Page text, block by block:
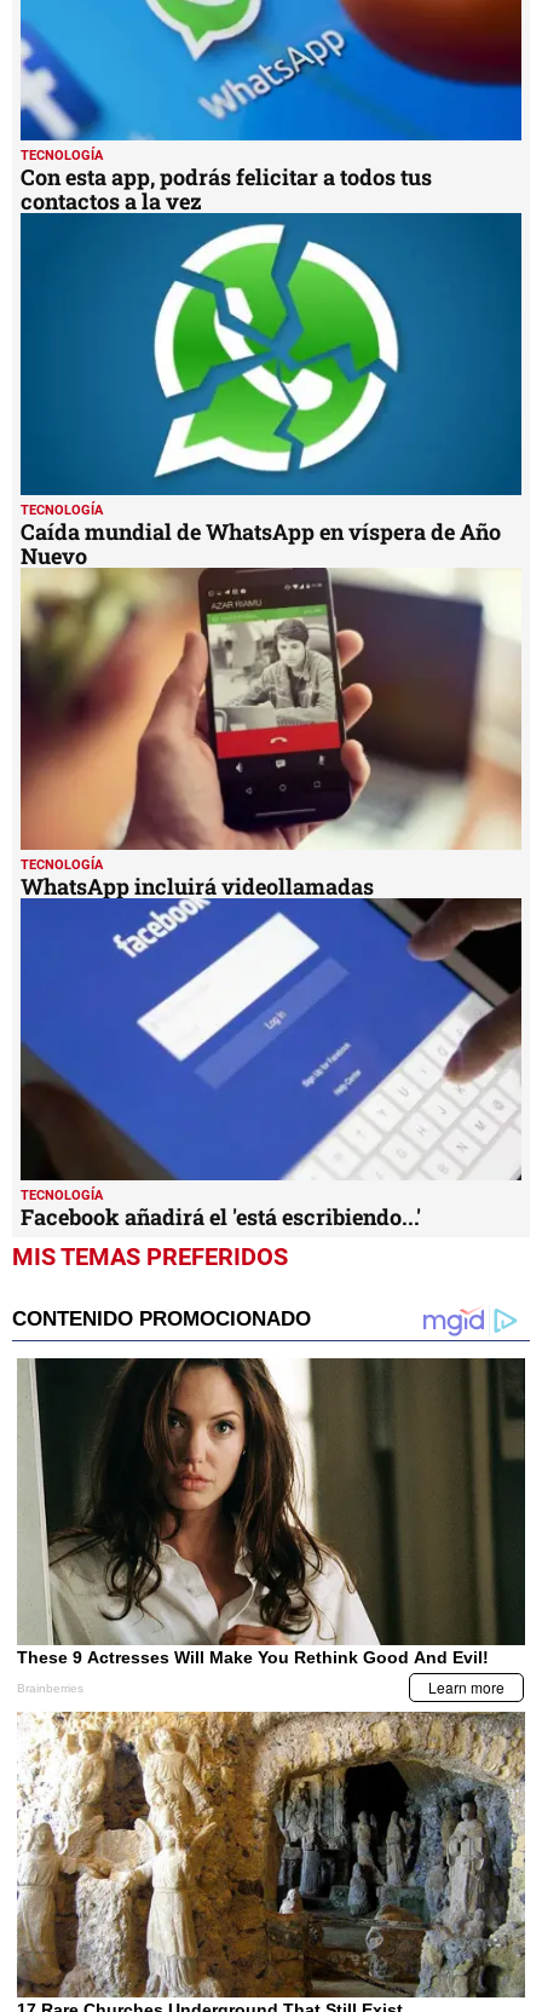
TECNOLOGÍA
Con esta app, podrás felicitar a todos tus
contactos a la vez
TECNOLOGÍA
Caída mundial de WhatsApp en víspera de Año
Nuevo
TECNOLOGÍA
WhatsApp incluirá videollamadas
TECNOLOGÍA
Facebook añadirá el 'está escribiendo...'
MIS TEMAS PREFERIDOS